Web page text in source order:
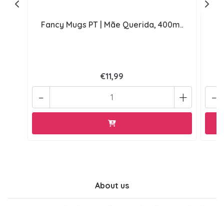
Fancy Mugs PT | Mãe Querida, 400m..
€11,99
+
- -
About us